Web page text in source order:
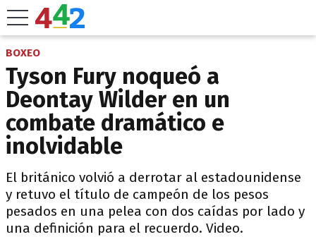
BOXEO
Tyson Fury noqueó a
Deontay Wilder en un
combate dramático e
inolvidable
El británico volvió a derrotar al estadounidense
y retuvo el título de campeón de los pesos
pesados en una pelea con dos caídas por lado y
una definición para el recuerdo. Video.